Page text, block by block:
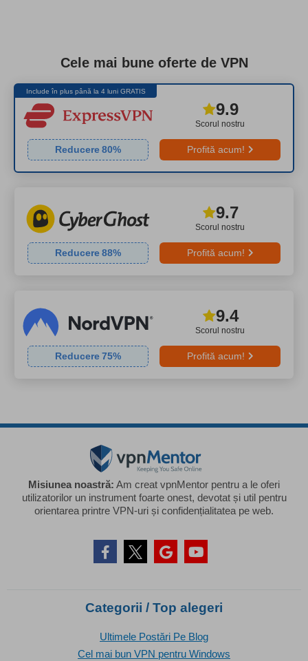
Cele mai bune oferte de VPN
Include în plus până la 4 luni GRATIS
Scorul nostru
9.9
Reducere80% Profită acum!
Scorul nostru
9.7
Reducere88% Profită acum!
Scorul nostru
9.4
Reducere75% Profită acum!
Misiunea noastră: Am creat vpnMentor pentru a le oferi
utilizatorilor un instrument foarte onest, devotat și util pentru
orientarea printre VPN-uri și confidențialitatea pe web.
Categorii / Top alegeri
Ultimele Postări Pe Blog
Cel mai bun VPN pentru Windows